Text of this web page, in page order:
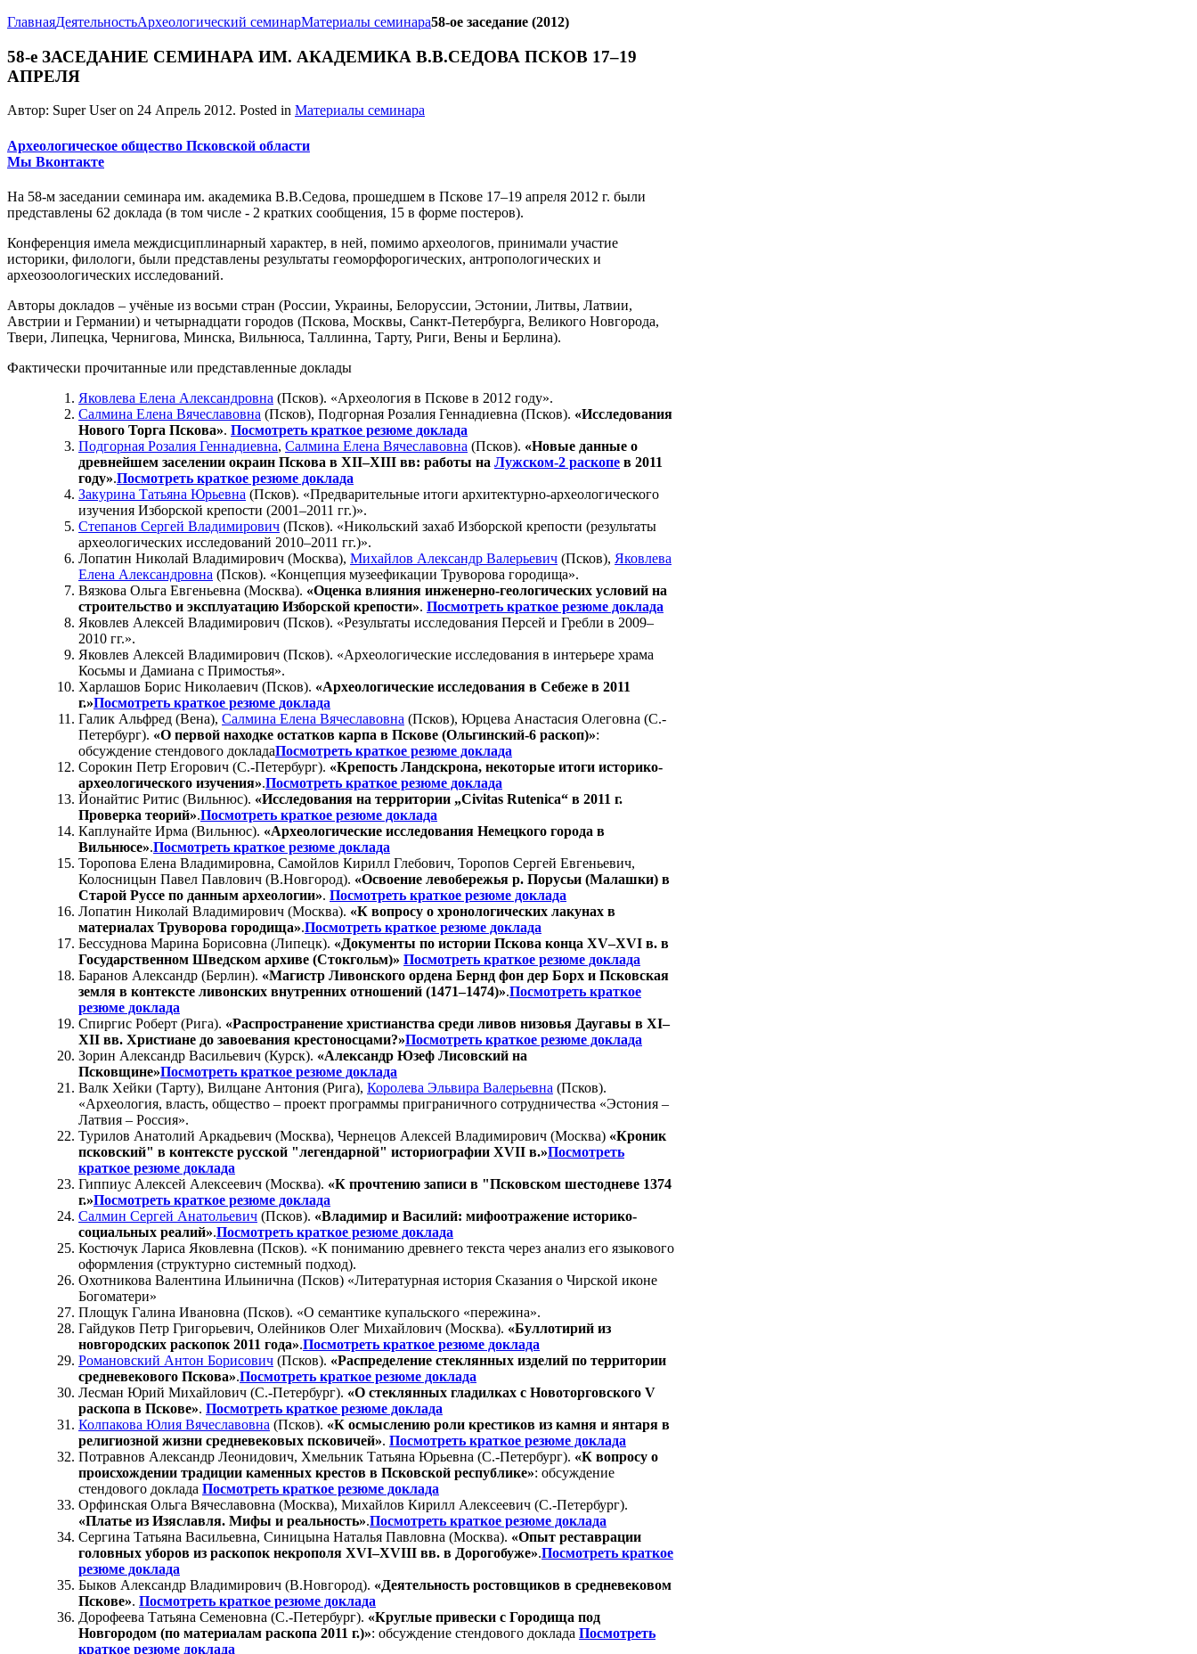
ГлавнаяДеятельностьАрхеологический семинарМатериалы семинара58-ое заседание (2012)
58-е ЗАСЕДАНИЕ СЕМИНАРА ИМ. АКАДЕМИКА В.В.СЕДОВА ПСКОВ 17–19
АПРЕЛЯ
Автор: Super User on 24 Апрель 2012. Posted in Материалы семинара
Археологическое общество Псковской области
Мы Вконтакте
На 58-м заседании семинара им. академика В.В.Седова, прошедшем в Пскове 17–19 апреля 2012 г. были
представлены 62 доклада (в том числе - 2 кратких сообщения, 15 в форме постеров).
Конференция имела междисциплинарный характер, в ней, помимо археологов, принимали участие
историки, филологи, были представлены результаты геоморфорогических, антропологических и
археозоологических исследований.
Авторы докладов – учёные из восьми стран (России, Украины, Белоруссии, Эстонии, Литвы, Латвии,
Австрии и Германии) и четырнадцати городов (Пскова, Москвы, Санкт-Петербурга, Великого Новгорода,
Твери, Липецка, Чернигова, Минска, Вильнюса, Таллинна, Тарту, Риги, Вены и Берлина).
Фактически прочитанные или представленные доклады
Яковлева Елена Александровна (Псков). «Археология в Пскове в 2012 году».
Салмина Елена Вячеславовна (Псков), Подгорная Розалия Геннадиевна (Псков). «Исследования
Нового Торга Пскова». Посмотреть краткое резюме доклада
Подгорная Розалия Геннадиевна, Салмина Елена Вячеславовна (Псков). «Новые данные о
древнейшем заселении окраин Пскова в XII–XIII вв: работы на Лужском-2 раскопе в 2011
году».Посмотреть краткое резюме доклада
Закурина Татьяна Юрьевна (Псков). «Предварительные итоги архитектурно-археологического
изучения Изборской крепости (2001–2011 гг.)».
Степанов Сергей Владимирович (Псков). «Никольский захаб Изборской крепости (результаты
археологических исследований 2010–2011 гг.)».
Лопатин Николай Владимирович (Москва), Михайлов Александр Валерьевич (Псков), Яковлева
Елена Александровна (Псков). «Концепция музеефикации Труворова городища».
Вязкова Ольга Евгеньевна (Москва). «Оценка влияния инженерно-геологических условий на
строительство и эксплуатацию Изборской крепости». Посмотреть краткое резюме доклада
Яковлев Алексей Владимирович (Псков). «Результаты исследования Персей и Гребли в 2009–
2010 гг.».
Яковлев Алексей Владимирович (Псков). «Археологические исследования в интерьере храма
Косьмы и Дамиана с Примостья».
Харлашов Борис Николаевич (Псков). «Археологические исследования в Себеже в 2011
г.»Посмотреть краткое резюме доклада
Галик Альфред (Вена), Салмина Елена Вячеславовна (Псков), Юрцева Анастасия Олеговна (С.-
Петербург). «О первой находке остатков карпа в Пскове (Ольгинский-6 раскоп)»:
обсуждение стендового докладаПосмотреть краткое резюме доклада
Сорокин Петр Егорович (С.-Петербург). «Крепость Ландскрона, некоторые итоги историко-
археологического изучения».Посмотреть краткое резюме доклада
Йонайтис Ритис (Вильнюс). «Исследования на территории „Civitas Rutenica“ в 2011 г.
Проверка теорий».Посмотреть краткое резюме доклада
Каплунайте Ирма (Вильнюс). «Археологические исследования Немецкого города в
Вильнюсе».Посмотреть краткое резюме доклада
Торопова Елена Владимировна, Самойлов Кирилл Глебович, Торопов Сергей Евгеньевич,
Колосницын Павел Павлович (В.Новгород). «Освоение левобережья р. Порусьи (Малашки) в
Старой Руссе по данным археологии». Посмотреть краткое резюме доклада
Лопатин Николай Владимирович (Москва). «К вопросу о хронологических лакунах в
материалах Труворова городища».Посмотреть краткое резюме доклада
Бессуднова Марина Борисовна (Липецк). «Документы по истории Пскова конца XV–XVI в. в
Государственном Шведском архиве (Стокгольм)» Посмотреть краткое резюме доклада
Баранов Александр (Берлин). «Магистр Ливонского ордена Бернд фон дер Борх и Псковская
земля в контексте ливонских внутренних отношений (1471–1474)».Посмотреть краткое
резюме доклада
Спиргис Роберт (Рига). «Распространение христианства среди ливов низовья Даугавы в XI–
XII вв. Христиане до завоевания крестоносцами?»Посмотреть краткое резюме доклада
Зорин Александр Васильевич (Курск). «Александр Юзеф Лисовский на
Псковщине»Посмотреть краткое резюме доклада
Валк Хейки (Тарту), Вилцане Антония (Рига), Королева Эльвира Валерьевна (Псков).
«Археология, власть, общество – проект программы приграничного сотрудничества «Эстония –
Латвия – Россия».
Турилов Анатолий Аркадьевич (Москва), Чернецов Алексей Владимирович (Москва) «Кроник
псковский" в контексте русской "легендарной" историографии XVII в.»Посмотреть
краткое резюме доклада
Гиппиус Алексей Алексеевич (Москва). «К прочтению записи в "Псковском шестодневе 1374
г.»Посмотреть краткое резюме доклада
Салмин Сергей Анатольевич (Псков). «Владимир и Василий: мифоотражение историко-
социальных реалий».Посмотреть краткое резюме доклада
Костючук Лариса Яковлевна (Псков). «К пониманию древнего текста через анализ его языкового
оформления (структурно системный подход).
Охотникова Валентина Ильинична (Псков) «Литературная история Сказания о Чирской иконе
Богоматери»
Площук Галина Ивановна (Псков). «О семантике купальского «пережина».
Гайдуков Петр Григорьевич, Олейников Олег Михайлович (Москва). «Буллотирий из
новгородских раскопок 2011 года».Посмотреть краткое резюме доклада
Романовский Антон Борисович (Псков). «Распределение стеклянных изделий по территории
средневекового Пскова».Посмотреть краткое резюме доклада
Лесман Юрий Михайлович (С.-Петербург). «О стеклянных гладилках с Новоторговского V
раскопа в Пскове». Посмотреть краткое резюме доклада
Колпакова Юлия Вячеславовна (Псков). «К осмыслению роли крестиков из камня и янтаря в
религиозной жизни средневековых псковичей». Посмотреть краткое резюме доклада
Потравнов Александр Леонидович, Хмельник Татьяна Юрьевна (С.-Петербург). «К вопросу о
происхождении традиции каменных крестов в Псковской республике»: обсуждение
стендового доклада Посмотреть краткое резюме доклада
Орфинская Ольга Вячеславовна (Москва), Михайлов Кирилл Алексеевич (С.-Петербург).
«Платье из Изяславля. Мифы и реальность».Посмотреть краткое резюме доклада
Сергина Татьяна Васильевна, Синицына Наталья Павловна (Москва). «Опыт реставрации
головных уборов из раскопок некрополя XVI–XVIII вв. в Дорогобуже».Посмотреть краткое
резюме доклада
Быков Александр Владимирович (В.Новгород). «Деятельность ростовщиков в средневековом
Пскове». Посмотреть краткое резюме доклада
Дорофеева Татьяна Семеновна (С.-Петербург). «Круглые привески с Городища под
Новгородом (по материалам раскопа 2011 г.)»: обсуждение стендового доклада Посмотреть
краткое резюме доклада